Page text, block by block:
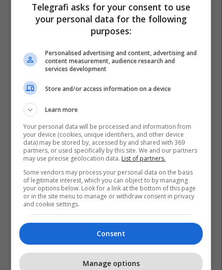
Sparta Pragë
Telegrafi asks for your consent to use
your personal data for the following
purposes:
Personalised advertising and content, advertising and
content measurement, audience research and
services development
Store and/or access information on a device
Learn more
Your personal data will be processed and information from
your device (cookies, unique identifiers, and other device
data) may be stored by, accessed by and shared with 369
partners, or used specifically by this site. We and our partners
may use precise geolocation data. List of partners.
Some vendors may process your personal data on the basis
of legitimate interest, which you can object to by managing
your options below. Look for a link at the bottom of this page
or in the site menu to manage or withdraw consent in privacy
and cookie settings.
Consent
Manage options